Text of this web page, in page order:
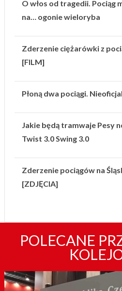
O włos od tragedii. Pociąg
na… ogonie wieloryba
Zderzenie ciężarówki z
[FILM]
Płoną dwa pociągi.
Jakie będą tramwaje Pesy
Twist 3.0 Swing 3.0
Zderzenie pociągów na
[ZDJĘCIA]
POLECANE